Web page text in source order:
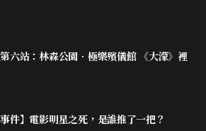
第六站：林森公園．極樂殯儀館 《大濛》裡
事件】電影明星之死，是誰推了一把？